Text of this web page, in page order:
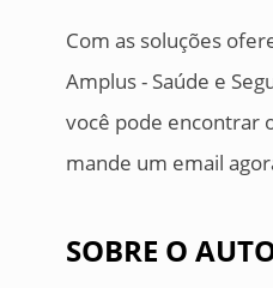
Com as soluções
Amplus - Saúde e
você pode encontrar
mande um email
SOBRE O